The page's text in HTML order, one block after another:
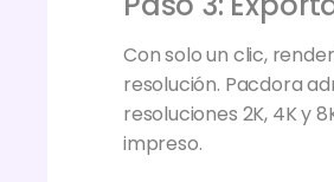
Con solo un clic,
resolución. Pacdora
resoluciones 2K, 4K y
impreso.